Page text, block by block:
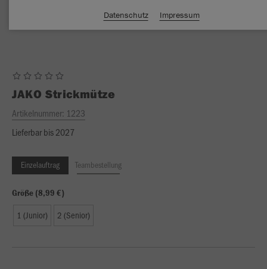
JAKO Strickmütze
Artikelnummer: 1223
Lieferbar bis 2027
Einzelauftrag Teambestellung
Größe (8,99 €)
1 (Junior) 2 (Senior)
Datenschutz
Impressum